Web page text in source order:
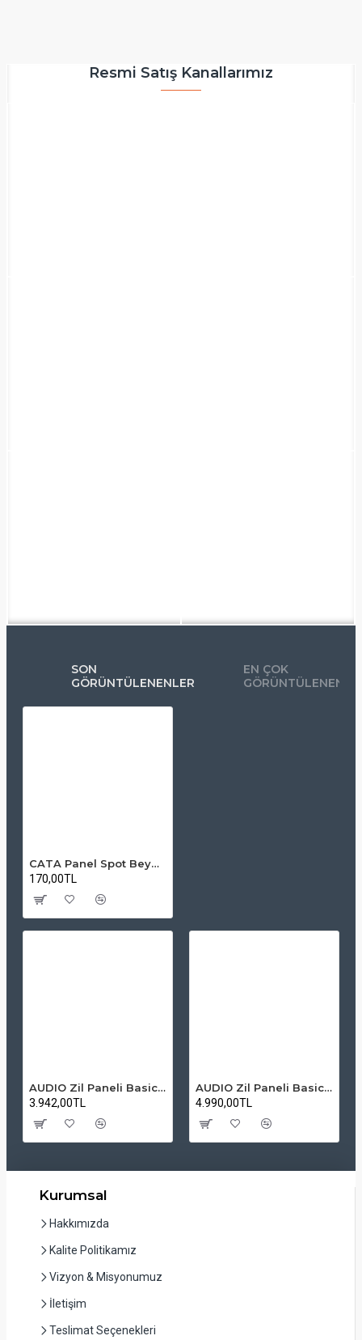
Resmi Satış Kanallarımız
SON
GÖRÜNTÜLENENLER
EN ÇOK
CATA Panel Spot Beyaz Kasa 6W 3200K – İç Mekan LED Aydınlatma
170,00TL
AUDIO Zil Paneli Basic Hpli Çift Buton 14'lü Sesli Apartman Diafon Kapı Paneli
3.942,00TL
AUDIO Zil Paneli Basic Hpli Çift Buton 20'li Sesli Apartman Diafon Kapı Paneli
4.990,00TL
Kurumsal
Hakkımızda
Kalite Politikamız
Vizyon & Misyonumuz
İletişim
Teslimat Seçenekleri